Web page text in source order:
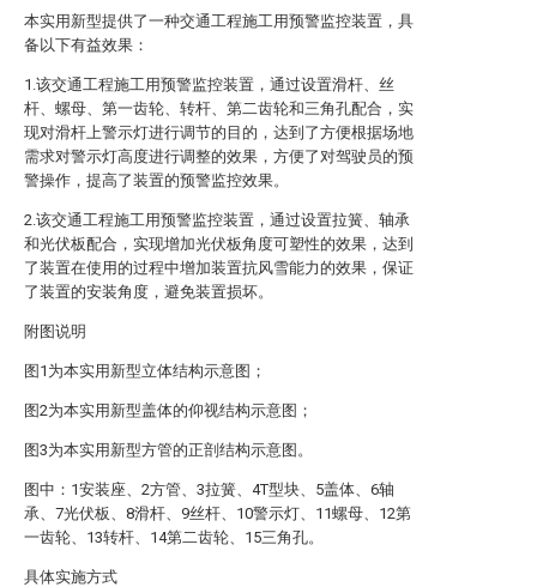
本实用新型提供了一种交通工程施工用预警监控装置，具
备以下有益效果：
1.该交通工程施工用预警监控装置，通过设置滑杆、丝
杆、螺母、第一齿轮、转杆、第二齿轮和三角孔配合，实
现对滑杆上警示灯进行调节的目的，达到了方便根据场地
需求对警示灯高度进行调整的效果，方便了对驾驶员的预
警操作，提高了装置的预警监控效果。
2.该交通工程施工用预警监控装置，通过设置拉簧、轴承
和光伏板配合，实现增加光伏板角度可塑性的效果，达到
了装置在使用的过程中增加装置抗风雪能力的效果，保证
了装置的安装角度，避免装置损坏。
附图说明
图1为本实用新型立体结构示意图；
图2为本实用新型盖体的仰视结构示意图；
图3为本实用新型方管的正剖结构示意图。
图中：1安装座、2方管、3拉簧、4T型块、5盖体、6轴
承、7光伏板、8滑杆、9丝杆、10警示灯、11螺母、12第
一齿轮、13转杆、14第二齿轮、15三角孔。
具体实施方式